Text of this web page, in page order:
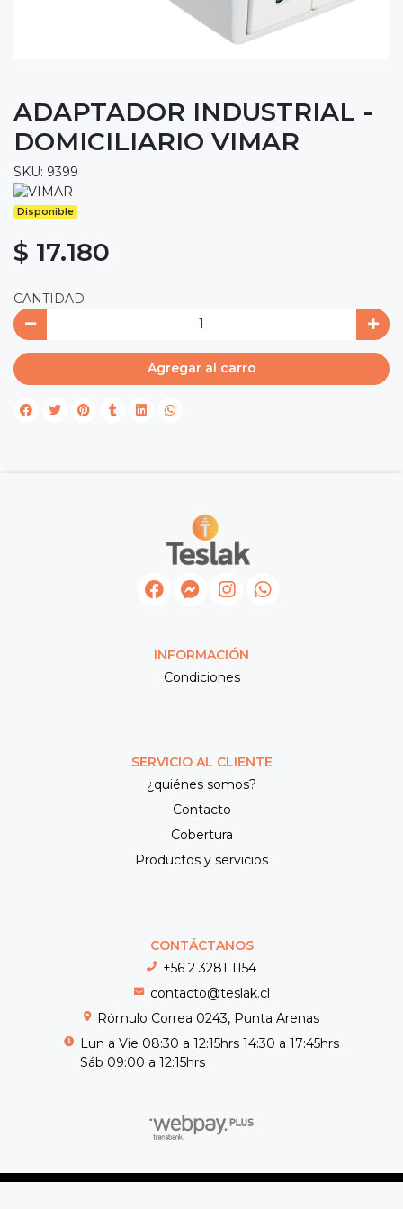
ADAPTADOR INDUSTRIAL -
DOMICILIARIO VIMAR
SKU: 9399
Disponible
$ 17.180
CANTIDAD
Agregar al carro
INFORMACIÓN
Condiciones
SERVICIO AL CLIENTE
¿quiénes somos?
Contacto
Cobertura
Productos y servicios
CONTÁCTANOS
+56 2 3281 1154
contacto@teslak.cl
Rómulo Correa 0243, Punta Arenas
Lun a Vie 08:30 a 12:15hrs 14:30 a 17:45hrs
Sáb 09:00 a 12:15hrs